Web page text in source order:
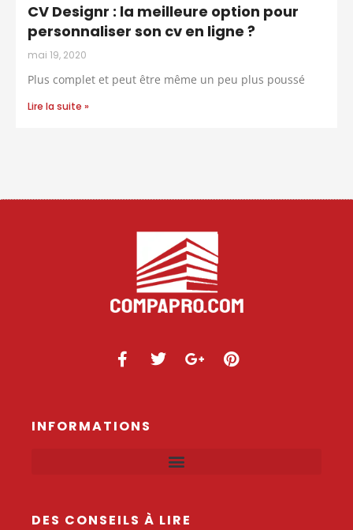
CV Designr : la meilleure option pour
personnaliser son cv en ligne ?
mai 19, 2020
Plus complet et peut être même un peu plus poussé
Lire la suite »
INFORMATIONS
DES CONSEILS À LIRE